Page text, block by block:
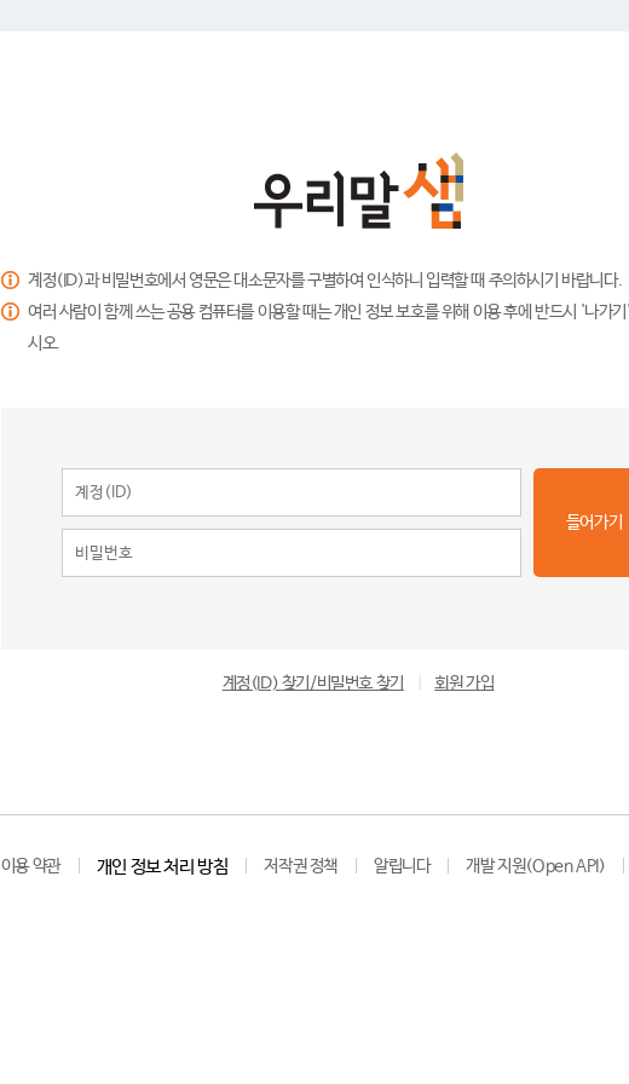
계정(ID)과 비밀번호에서 영문은 대소문자를 구별하여 인식하니 입력할 때 주의하시기 바랍니다.
여러 사람이 함께 쓰는 공용 컴퓨터를 이용할 때는 개인 정보 보호를 위해 이용 후에 반드시 '나가
시오.
들어가기
계정(ID) 찾기/비밀번호 찾기 회원 가입
이용 약관 개인 정보 처리 방침 저작권 정책 알립니다 개발 지원(Open API)